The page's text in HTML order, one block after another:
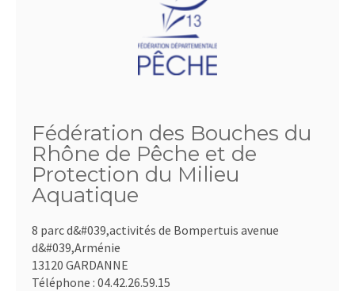
Fédération des Bouches du
Rhône de Pêche et de
Protection du Milieu
Aquatique
8 parc d&#039,activités de Bompertuis avenue
d&#039,Arménie
13120 GARDANNE
Téléphone : 04.42.26.59.15